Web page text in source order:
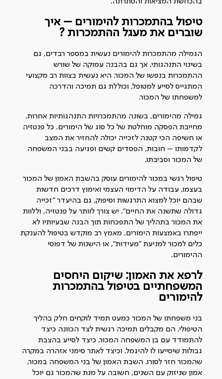
טיפול בהתמכרות להימורים – איך
שוברים את מעגל ההתמכרות ?
הגמילה מהתמכרות להימורים נעשית במספר רבדים, גם
בשינוי התנהגותי, אך גם בהבנה עמוקה של שורש
ההתמכרות בנפשו של המכור. היא נעשית בצוות רב מקצועי
המתגייס לסייע למטופל, וכוללת גם תמיכה והדרכה
למשפחתו של המכור.
גמילה מהימורים, בשונה מהתמכרויות התנהגותיות אחרות,
מחייבת הפסקה מוחלטת של כל סוג של הימורים. כל פנטזיה
או חשיפה הכי קטנה לזכייה יכולה להחזיר את המצב
לקדמותו – חובות, הפסדים קשים ופגיעה בבני המשפחה
של המכור וסביבתו.
טיפול רגשי במכור להימורים עוסק בהשבת האמון של המכור
בעצמו, עבודה על הדימוי העצמי ואימוץ דרכים חדשות
שבהם יוכל למצוא התרגשות וסיפוק, גם בהיעדר "זכייה
גדולה שתשנה את החיים". יש צורך לוותר על פנטזיה, וללוות
את המכור בתהליך של התפכחות תוך הבנה שבעיותיו לא
ייפתרו באמצעות הימורים. מאמץ רב מוקדש בטיפול להענקת
כלים למכור למניעת "מעידות", או הישנות של דפוסי
ההימורים.
לרפא את האמון: שיקום היחסים
המשפחתיים בטיפול בהתמכרות
להימורים
בני משפחתו של המכור כמעט תמיד לוקחים חלק בהליך
הטיפולי. הם מקבלים תמיכה רגשית לצד הכוונה כיצד
להתמודד עם בן המשפחה המכור, כיצד לסייע בהצבת
גבולות שיסייעו לו להיגמל, וכיצד לאתר סימני אזהרה במקרה
שהמכור חזר לסורו. השבת האמון של בני המשפחה במכור,
אמון שניזוק עם השנים, חשובה על מנת שהמכור גם יוכל